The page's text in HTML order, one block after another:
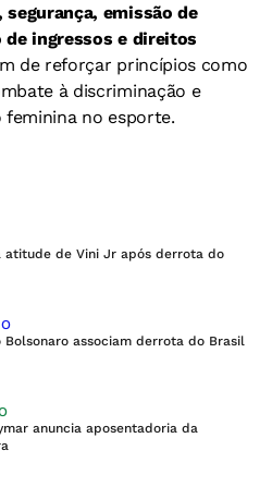
emissão de
ingressos e direitos
de reforçar princípios como
à discriminação e
no esporte.
atitude de Vini Jr após derrota do
Bolsonaro associam derrota do Brasil
anuncia aposentadoria da